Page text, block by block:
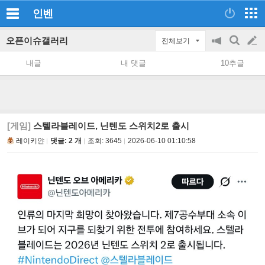
인벤
오픈이슈갤러리 전체보기
공
지
on/off
검
색
글
쓰
내글 내 댓글 10추글
[게임] 스텔라블레이드, 닌텐도 스위치2로 출시
레이키얀 댓글: 2 개 조회: 3645 2026-06-10 01:10:58